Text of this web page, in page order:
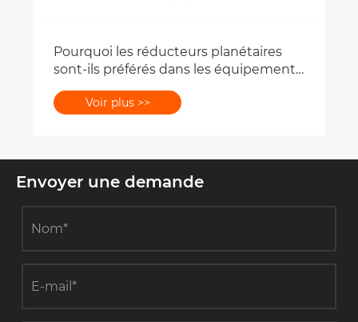
Pourquoi les réducteurs planétaires
sont-ils préférés dans les équipements
d'automatisation de haute précision ?
Voir plus >>
Envoyer une demande